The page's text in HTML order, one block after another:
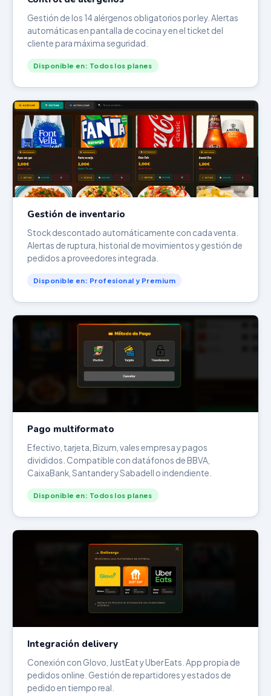
Gestión de los 14 alérgenos obligatorios por ley. Alertas
automáticas en pantalla de cocina y en el ticket del
cliente para máxima seguridad.
Disponible en: Todos los planes
Gestión de inventario
Stock descontado automáticamente con cada venta.
Alertas de ruptura, historial de movimientos y gestión de
pedidos a proveedores integrada.
Disponible en: Profesional y Premium
Pago multiformato
Efectivo, tarjeta, Bizum, vales empresa y pagos
divididos. Compatible con datáfonos de BBVA,
CaixaBank, Santander y Sabadell o indendiente.
Disponible en: Todos los planes
Integración delivery
Conexión con Glovo, JustEat y Uber Eats. App propia de
pedidos online. Gestión de repartidores y estados de
pedido en tiempo real.